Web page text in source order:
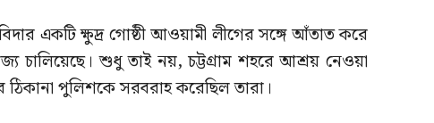
একটি ক্ষুদ্র গোষ্ঠী আওয়ামী লীগের সঙ্গে আঁতাত করে
চালিয়েছে। শুধু তাই নয়, চট্টগ্রাম শহরে আশ্রয় নেওয়া
ঠিকানা পুলিশকে সরবরাহ করেছিল তারা।